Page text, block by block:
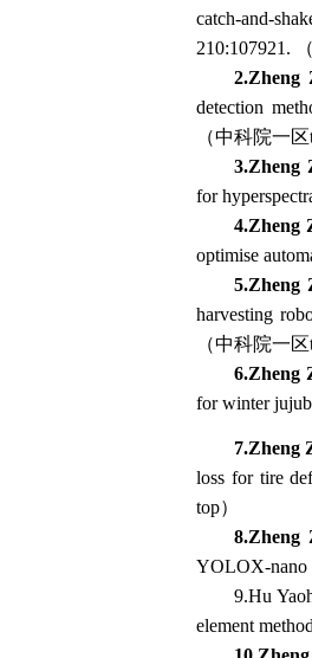
210:107921.
2.Zheng
detection
（中科院一
3.Zheng
for
4.Zheng
optimise
5.Zheng
harvesting
（中科院一
6.Zheng
for winter
7.Zheng
loss for tire
top）
8.Zheng
YOLOX-nano
9.Hu
element